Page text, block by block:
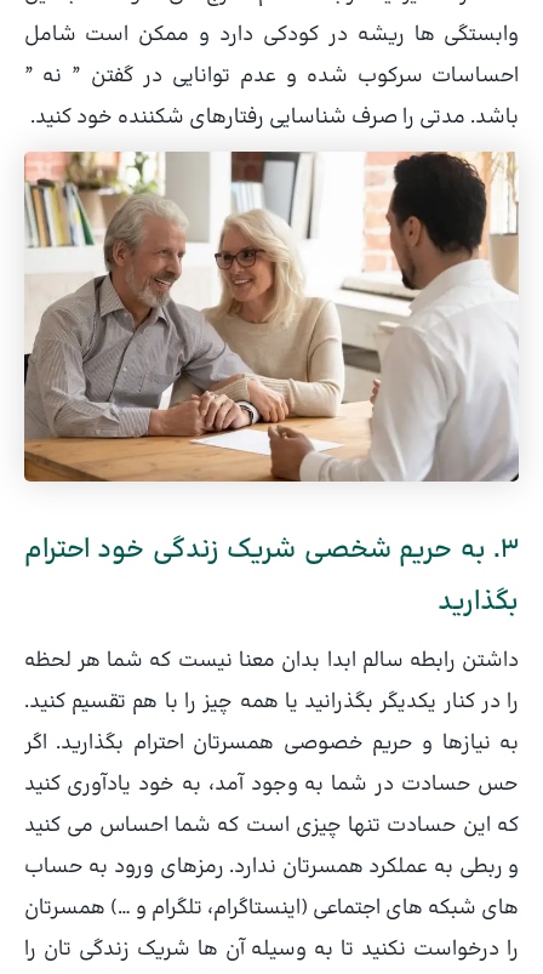
وابستگی ها ریشه در کودکی دارد و ممکن است شامل
احساسات سرکوب شده و عدم توانایی در گفتن ” نه ”
باشد. مدتی را صرف شناسایی رفتارهای شکننده خود کنید.
3. به حریم شخصی شریک زندگی خود احترام
بگذارید
داشتن رابطه سالم ابدا بدان معنا نیست که شما هر لحظه
را در کنار یکدیگر بگذرانید یا همه چیز را با هم تقسیم کنید.
به نیازها و حریم خصوصی همسرتان احترام بگذارید. اگر
حس حسادت در شما به وجود آمد، به خود یادآوری کنید
که این حسادت تنها چیزی است که شما احساس می کنید
و ربطی به عملکرد همسرتان ندارد. رمزهای ورود به حساب
های شبکه های اجتماعی (اینستاگرام، تلگرام و …) همسرتان
را درخواست نکنید تا به وسیله آن ها شریک زندگی تان را